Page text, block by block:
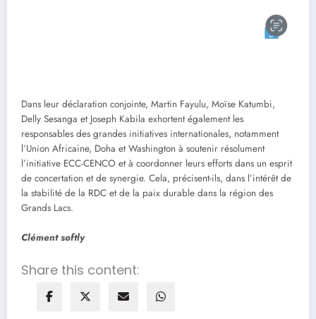
Dans leur déclaration conjointe, Martin Fayulu, Moïse Katumbi,
Delly Sesanga et Joseph Kabila exhortent également les
responsables des grandes initiatives internationales, notamment
l’Union Africaine, Doha et Washington à soutenir résolument
l’initiative ECC-CENCO et à coordonner leurs efforts dans un esprit
de concertation et de synergie. Cela, précisent-ils, dans l’intérêt de
la stabilité de la RDC et de la paix durable dans la région des
Grands Lacs.
Clément softly
Share this content: